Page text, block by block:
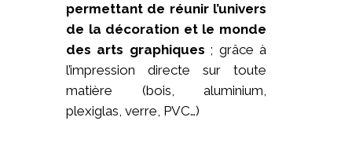
permettant de réunir l’univers
de la décoration et le monde
des arts graphiques ; grâce à
l’impression directe sur toute
matière (bois, aluminium,
plexiglas, verre, PVC…)